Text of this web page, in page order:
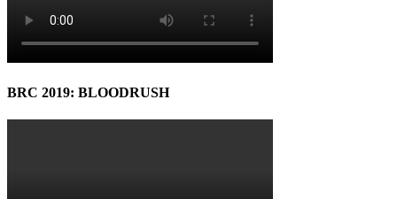
BRC 2019: BLOODRUSH